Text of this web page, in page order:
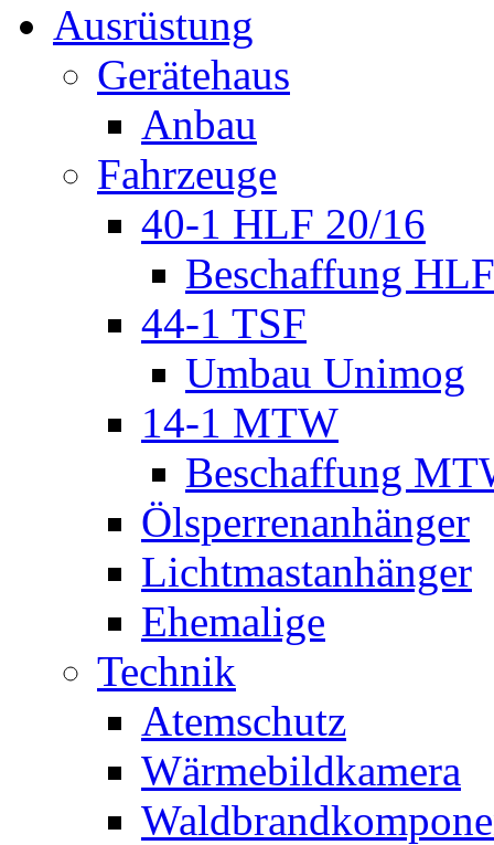
Ausrüstung
Gerätehaus
Anbau
Fahrzeuge
40-1 HLF 20/16
Beschaffung HLF
44-1 TSF
Umbau Unimog
14-1 MTW
Beschaffung
Ölsperrenanhänger
Lichtmastanhänger
Ehemalige
Technik
Atemschutz
Wärmebildkamera